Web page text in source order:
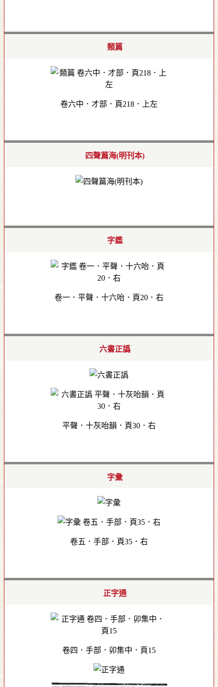
類篇
卷六中．才部．頁218．上左
四聲篇海(明刊本)
字鑑
卷一．平聲．十六咍．頁20．右
六書正譌
平聲．十灰咍韻．頁30．右
字彙
卷五．手部．頁35．右
正字通
卷四．手部．卯集中．頁15